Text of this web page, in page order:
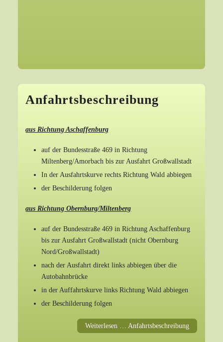
Anfahrtsbeschreibung
aus Richtung Aschaffenburg
auf der Bundesstraße 469 in Richtung
Miltenberg/Amorbach bis zur Ausfahrt Großwallstadt
In der Ausfahrtskurve rechts Richtung Wald abbiegen
der Beschilderung folgen
aus Richtung Obernburg/Miltenberg
auf der Bundesstraße 469 in Richtung Aschaffenburg
bis zur Ausfahrt Großwallstadt (nicht Obernburg
Nord/Großwallstadt)
nach der Ausfahrt direkt links abbiegen über die
Autobahnbrücke
in der Auffahrtskurve links Richtung Wald abbiegen
der Beschilderung folgen
Weiterlesen … Anfahrtsbeschreibung